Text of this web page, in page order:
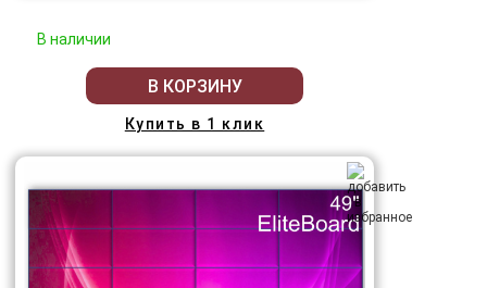
В наличии
В КОРЗИНУ
Купить в 1 клик